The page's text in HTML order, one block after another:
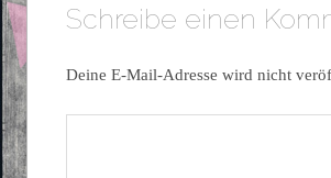
Schreibe einen
Deine E-Mail-Adresse wird nicht